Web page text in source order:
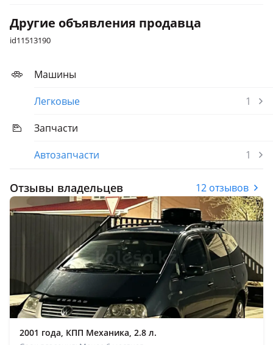
Другие объявления продавца
id11513190
Машины
Легковые
1
Запчасти
Автозапчасти
1
Отзывы владельцев 12 отзывов
2001 года, КПП Механика, 2.8 л.